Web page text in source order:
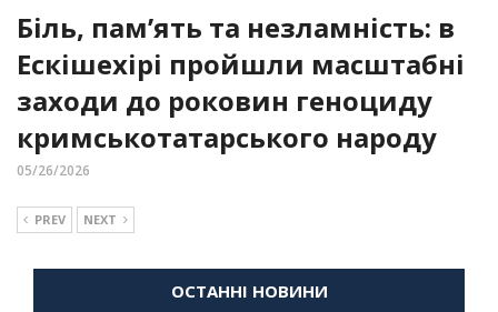
Біль, пам’ять та незламність: в
Ескішехірі пройшли масштабні
заходи до роковин геноциду
кримськотатарського народу
05/26/2026
PREV NEXT
ОСТАННІ НОВИНИ